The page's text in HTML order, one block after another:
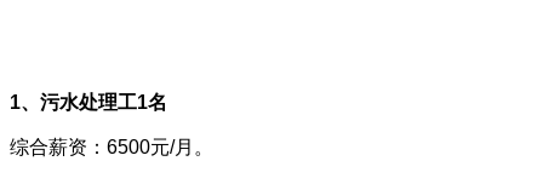
1、污水处理工1名
综合薪资：6500元/月。